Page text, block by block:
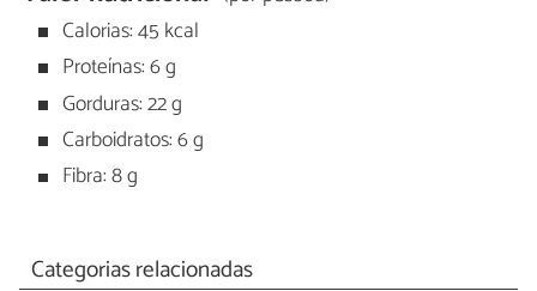
Calorias: 45 kcal
Proteínas: 6 g
Gorduras: 22 g
Carboidratos: 6 g
Fibra: 8 g
Categorias relacionadas